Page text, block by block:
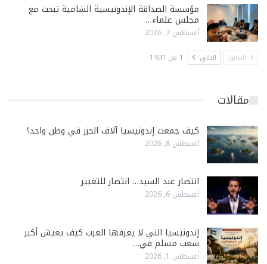
مؤسسة الصداقة الإندونيسية الشامية تبحث مع
مجلس علماء…
أغسطس 7, 2026
السابق التالي 1 من 1٬631
مقالات
كيف جمعت إندونيسيا آلاف الجزر في وطن واحد؟
أغسطس 8, 2026
انتصار عبد السيد… انتصار للتغيير
أغسطس 6, 2026
إندونيسيا التي لا يعرفها العرب كيف يعيش أكبر
شعب مسلم في…
أغسطس 1, 2026